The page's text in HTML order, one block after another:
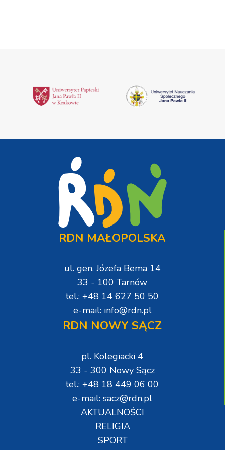
RDN MAŁOPOLSKA
ul. gen. Józefa Bema 14
33 - 100 Tarnów
tel.: +48 14 627 50 50
e-mail: info@rdn.pl
RDN NOWY SĄCZ
pl. Kolegiacki 4
33 - 300 Nowy Sącz
tel.: +48 18 449 06 00
e-mail: sacz@rdn.pl
AKTUALNOŚCI
RELIGIA
SPORT